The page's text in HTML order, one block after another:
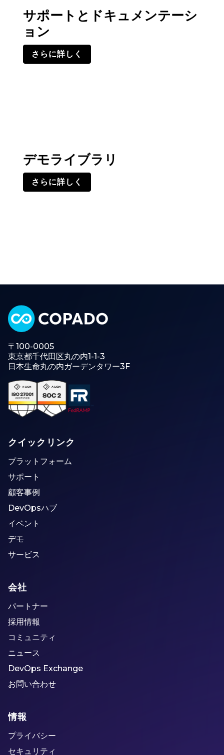
サポートとドキュメンテーシ
ョン
さらに詳しく
デモライブラリ
さらに詳しく
〒100-0005
東京都千代田区丸の内1-1-3
日本生命丸の内ガーデンタワー3F
クイックリンク
プラットフォーム
サポート
顧客事例
DevOpsハブ
イベント
デモ
サービス
会社
パートナー
採用情報
コミュニティ
ニュース
DevOps Exchange
お問い合わせ
情報
プライバシー
セキュリティ